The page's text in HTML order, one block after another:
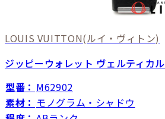
LOUIS VUITTON(ルイ・ヴィトン)
ジッピーウォレット ヴェルティカル
型番： M62902
素材： モノグラム・シャドウ